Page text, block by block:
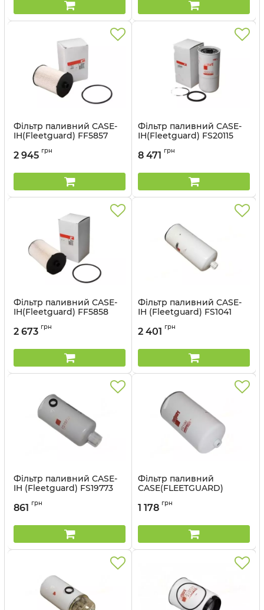
Фільтр паливний CASE-
IH(Fleetguard) FF5857
2 945 грн
Фільтр паливний CASE-
IH(Fleetguard) FS20115
8 471 грн
Фільтр паливний CASE-
IH(Fleetguard) FF5858
2 673 грн
Фільтр паливний CASE-
IH (Fleetguard) FS1041
2 401 грн
Фільтр паливний CASE-
IH (Fleetguard) FS19773
861 грн
Фільтр паливний
CASE(FLEETGUARD)
Артикул:
1 178 грн